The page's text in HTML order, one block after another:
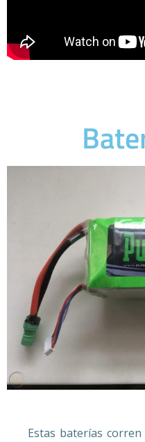
Estas baterías